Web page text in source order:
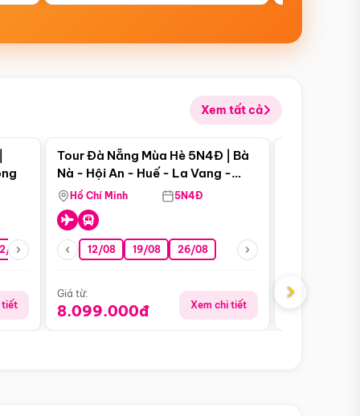
Xem tất cả
08 26/08 05/09 09/09 12/09
tiết
Điểm nổi bật
Tour Đà Nẵng Mùa Hè 5N4Đ | Bà
Nà - Hội An - Huế - La Vang -
Động Thiên Đường
Hồ Chí Minh 5N4Đ
12/08 19/08 26/08
Giá từ:
8.099.000đ Xem chi tiết
Giá từ:
›